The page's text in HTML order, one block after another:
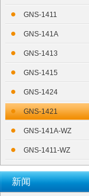
GNS-1411
GNS-141A
GNS-1413
GNS-1415
GNS-1424
GNS-1421
GNS-141A-WZ
GNS-1411-WZ
新闻